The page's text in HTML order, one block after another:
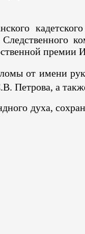
премии
от имени
Петрова, а
духа,